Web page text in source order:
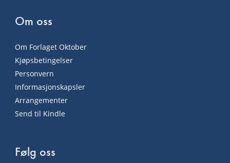
Om oss
Om Forlaget Oktober
Kjøpsbetingelser
Personvern
Informasjonskapsler
Arrangementer
Send til Kindle
Følg oss